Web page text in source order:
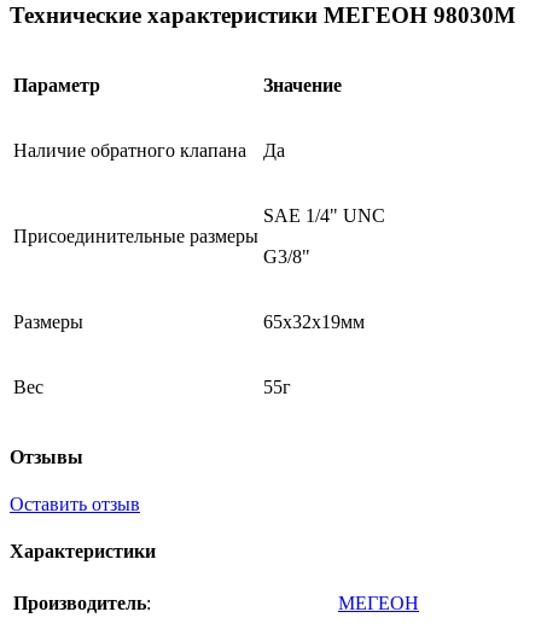
Технические характеристики МЕГЕОН 98030М
Параметр Значение
Наличие обратного клапана Да
Присоединительные размеры
SAE 1/4" UNC
G3/8"
Размеры 65х32х19мм
Вес 55г
Отзывы
Оставить отзыв
Характеристики
Производитель: МЕГЕОН